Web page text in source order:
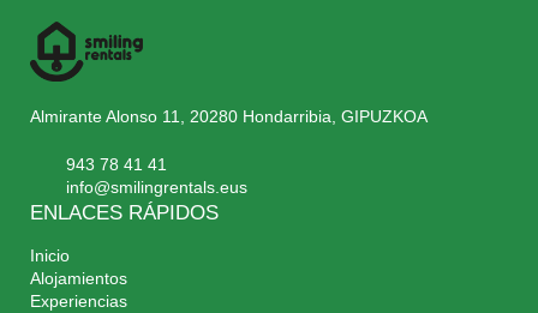
Almirante Alonso 11, 20280 Hondarribia, GIPUZKOA
943 78 41 41
info@smilingrentals.eus
ENLACES RÁPIDOS
Inicio
Alojamientos
Experiencias